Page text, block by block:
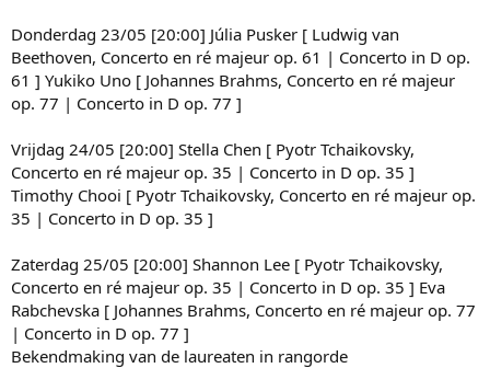
Donderdag 23/05 [20:00] Júlia Pusker [ Ludwig van
Beethoven, Concerto en ré majeur op. 61 | Concerto in D op.
61 ] Yukiko Uno [ Johannes Brahms, Concerto en ré majeur
op. 77 | Concerto in D op. 77 ]
Vrijdag 24/05 [20:00] Stella Chen [ Pyotr Tchaikovsky,
Concerto en ré majeur op. 35 | Concerto in D op. 35 ]
Timothy Chooi [ Pyotr Tchaikovsky, Concerto en ré majeur op.
35 | Concerto in D op. 35 ]
Zaterdag 25/05 [20:00] Shannon Lee [ Pyotr Tchaikovsky,
Concerto en ré majeur op. 35 | Concerto in D op. 35 ] Eva
Rabchevska [ Johannes Brahms, Concerto en ré majeur op. 77
| Concerto in D op. 77 ]
Bekendmaking van de laureaten in rangorde